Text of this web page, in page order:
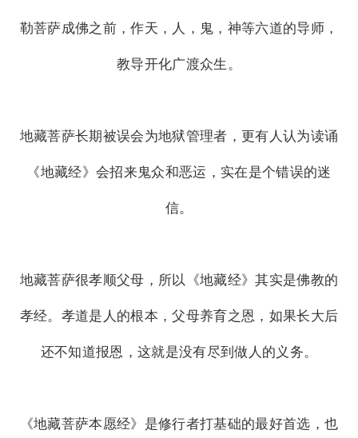
勒菩萨成佛之前，作天，人，鬼，神等六道的导师，
教导开化广渡众生。
地藏菩萨长期被误会为地狱管理者，更有人认为读诵
《地藏经》会招来鬼众和恶运，实在是个错误的迷
信。
地藏菩萨很孝顺父母，所以《地藏经》其实是佛教的
孝经。孝道是人的根本，父母养育之恩，如果长大后
还不知道报恩，这就是没有尽到做人的义务。
《地藏菩萨本愿经》是修行者打基础的最好首选，也